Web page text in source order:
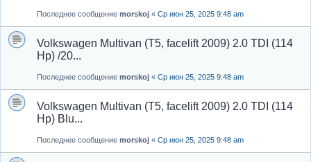
Последнее сообщение morskoj « Ср июн 25, 2025 9:48 am
Volkswagen Multivan (T5, facelift 2009) 2.0 TDI (114
Hp) /20...
Последнее сообщение morskoj « Ср июн 25, 2025 9:48 am
Volkswagen Multivan (T5, facelift 2009) 2.0 TDI (114
Hp) Blu...
Последнее сообщение morskoj « Ср июн 25, 2025 9:48 am